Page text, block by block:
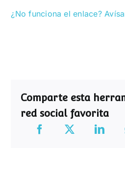
¿No funciona el enlace?
Comparte esta
red social favorita